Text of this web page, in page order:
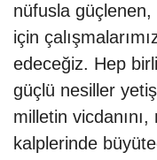
nüfusla
için
edeceğiz. Hep
güçlü nesiller
milletin
kalplerinde